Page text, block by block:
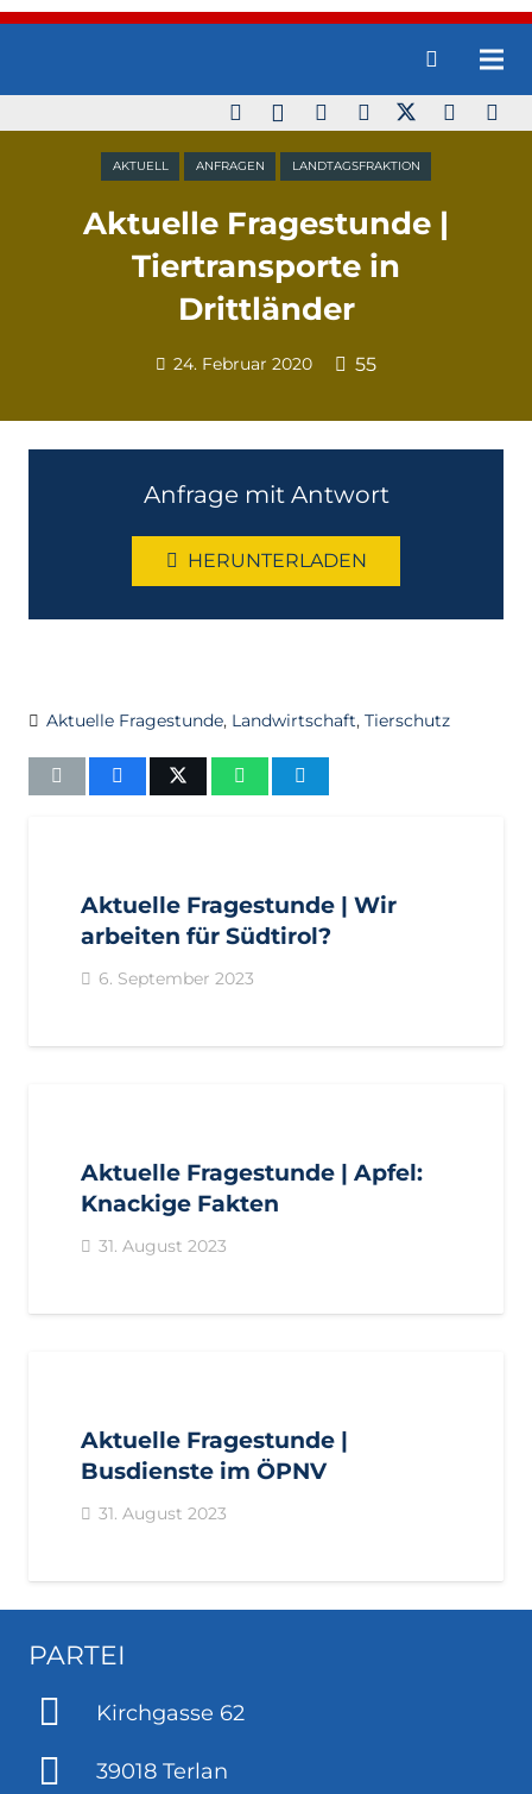
AKTUELL ANFRAGEN LANDTAGSFRAKTION
Aktuelle Fragestunde |
Tiertransporte in
Drittländer
24. Februar 2020 55
Anfrage mit Antwort
HERUNTERLADEN
Aktuelle Fragestunde, Landwirtschaft, Tierschutz
Aktuelle Fragestunde | Wir
arbeiten für Südtirol?
6. September 2023
Aktuelle Fragestunde | Apfel:
Knackige Fakten
31. August 2023
Aktuelle Fragestunde |
Busdienste im ÖPNV
31. August 2023
PARTEI
Kirchgasse 62
39018 Terlan